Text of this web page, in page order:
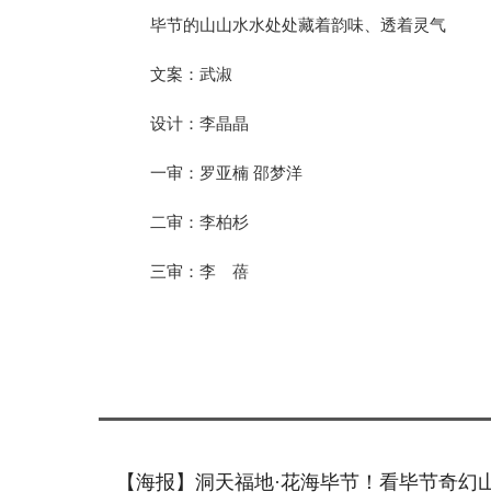
毕节的山山水水处处藏着韵味、透着灵气
文案：武淑
设计：李晶晶
一审：罗亚楠 邵梦洋
二审：李柏杉
三审：李 蓓
【海报】洞天福地·花海毕节！看毕节奇幻